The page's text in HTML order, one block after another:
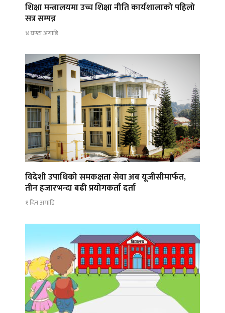
शिक्षा मन्त्रालयमा उच्च शिक्षा नीति कार्यशालाको पहिलो
सत्र सम्पन्न
४ घण्टा अगाडि
विदेशी उपाधिको समकक्षता सेवा अब यूजीसीमार्फत,
तीन हजारभन्दा बढी प्रयोगकर्ता दर्ता
१ दिन अगाडि